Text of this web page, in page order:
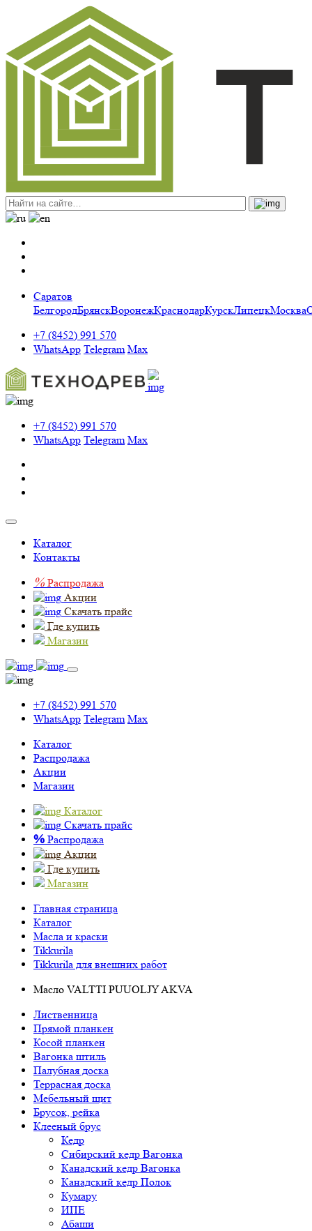
Саратов
БелгородБрянскВоронежКраснодарКурскЛипецкМосква
+7 (8452) 991 570
WhatsApp Telegram Max
+7 (8452) 991 570
WhatsApp Telegram Max
Каталог
Контакты
% Распродажа
Акции
Скачать прайс
Где купить
Магазин
+7 (8452) 991 570
WhatsApp Telegram Max
Каталог
Распродажа
Акции
Магазин
Каталог
Скачать прайс
% Распродажа
Акции
Где купить
Магазин
Главная страница
Каталог
Масла и краски
Tikkurila
Tikkurila для внешних работ
Масло VALTTI PUUOLJY AKVA
Лиственница
Прямой планкен
Косой планкен
Вагонка штиль
Палубная доска
Террасная доска
Мебельный щит
Брусок, рейка
Клееный брус
Кедр
Сибирский кедр Вагонка
Канадский кедр Вагонка
Канадский кедр Полок
Кумару
ИПЕ
Абаши